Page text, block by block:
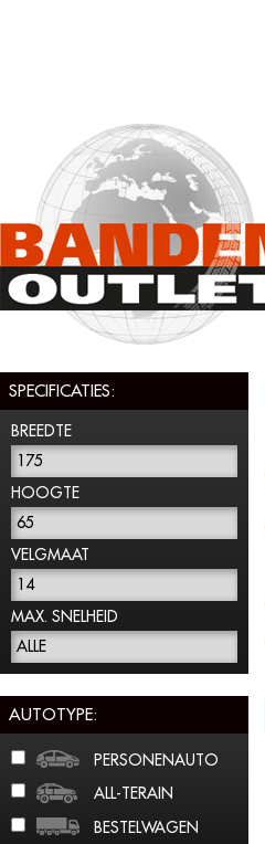
SPECIFICATIES:
BREEDTE
175
HOOGTE
65
VELGMAAT
14
MAX. SNELHEID
ALLE
AUTOTYPE:
PERSONENAUTO
ALL-TERAIN
BESTELWAGEN